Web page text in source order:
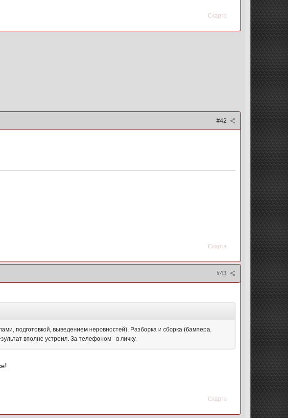
Скарга
#42
Скарга
#43
подготовкой, выведением неровностей). Разборка и сборка (бампера,
вполне устроил. За телефоном - в личку.
Скарга